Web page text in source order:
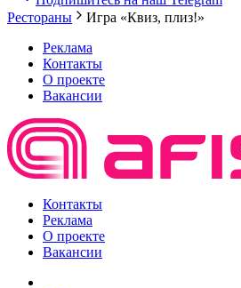
Рестораны
Игра «Квиз, плиз!»
Реклама
Контакты
О проекте
Вакансии
Контакты
Реклама
О проекте
Вакансии